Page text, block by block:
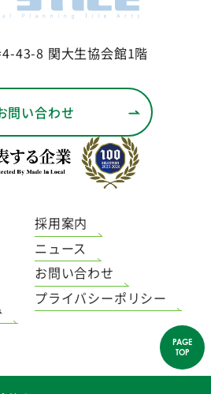
PAGE
TOP
43-8 関大生協会館1階
問い合わせ
採用案内
ニュース
お問い合わせ
プライバシーポリシー